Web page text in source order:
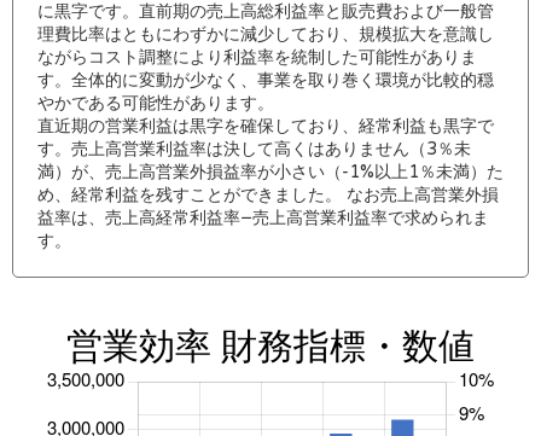
に黒字です。直前期の売上高総利益率と販売費および一般管
理費比率はともにわずかに減少しており、規模拡大を意識し
ながらコスト調整により利益率を統制した可能性がありま
す。全体的に変動が少なく、事業を取り巻く環境が比較的穏
やかである可能性があります。
直近期の営業利益は黒字を確保しており、経常利益も黒字で
す。売上高営業利益率は決して高くはありません（3％未
満）が、売上高営業外損益率が小さい（-1%以上1％未満）た
め、経常利益を残すことができました。 なお売上高営業外損
益率は、売上高経常利益率−売上高営業利益率で求められま
す。